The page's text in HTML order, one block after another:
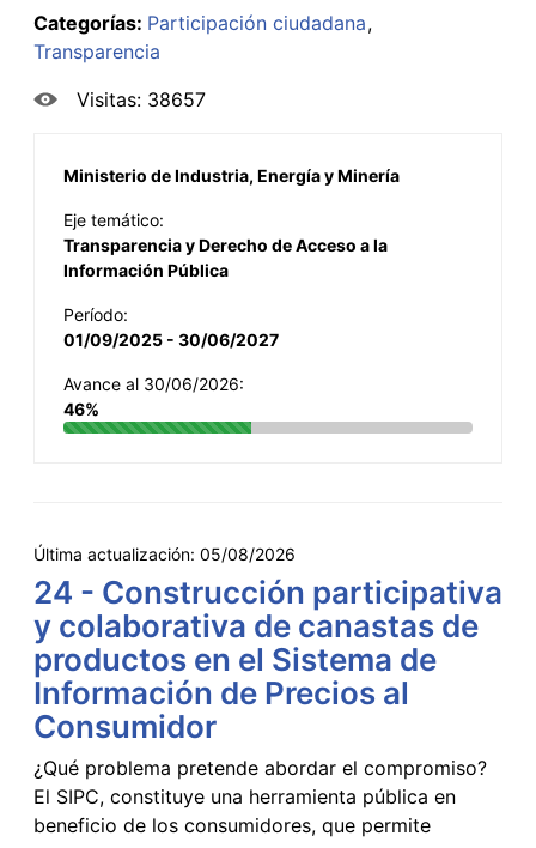
Categorías: Participación ciudadana
Transparencia
Visitas: 38657
Ministerio de Industria, Energía y Minería
Eje temático:
Transparencia y Derecho de Acceso a la
Información Pública
Período:
01/09/2025 - 30/06/2027
Avance al 30/06/2026:
46%
Última actualización: 05/08/2026
24 - Construcción participativa
y colaborativa de canastas de
productos en el Sistema de
Información de Precios al
Consumidor
¿Qué problema pretende abordar el compromiso?
El SIPC, constituye una herramienta pública en
beneficio de los consumidores, que permite